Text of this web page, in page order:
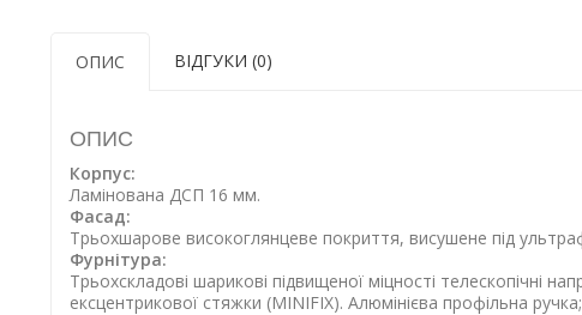
ОПИС ВІДГУКИ (0)
ОПИС
Корпус:
Ламінована ДСП 16 мм.
Фасад:
Трьохшарове високоглянцеве покриття, висушене під
Фурнітура:
Трьохскладові шарикові підвищеної міцності телескопічні
ексцентрикової стяжки (MINIFIX). Алюмінієва профільна